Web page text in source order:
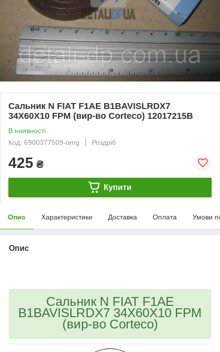
Сальник N FIAT F1AE B1BAVISLRDX7
34X60X10 FPM (вир-во Corteco) 12017215B
В наявності
Код: 6900377509-omg
Роздріб
425 ₴
Купити
Опис Характеристики Доставка Оплата Умови
Опис
Сальник N FIAT F1AE
B1BAVISLRDX7 34X60X10 FPM
(вир-во Corteco)